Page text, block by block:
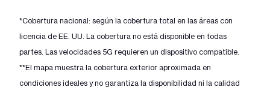
*Cobertura nacional: según la cobertura total en las áreas con
licencia de EE. UU. La cobertura no está disponible en todas
partes. Las velocidades 5G requieren un dispositivo compatible.
**El mapa muestra la cobertura exterior aproximada en
condiciones ideales y no garantiza la disponibilidad ni la calidad